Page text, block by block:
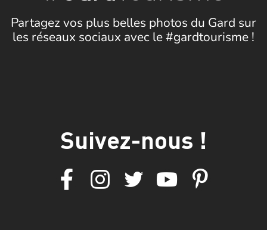
Partagez vos plus belles photos du Gard sur
les réseaux sociaux avec le #gardtourisme !
Suivez-nous !